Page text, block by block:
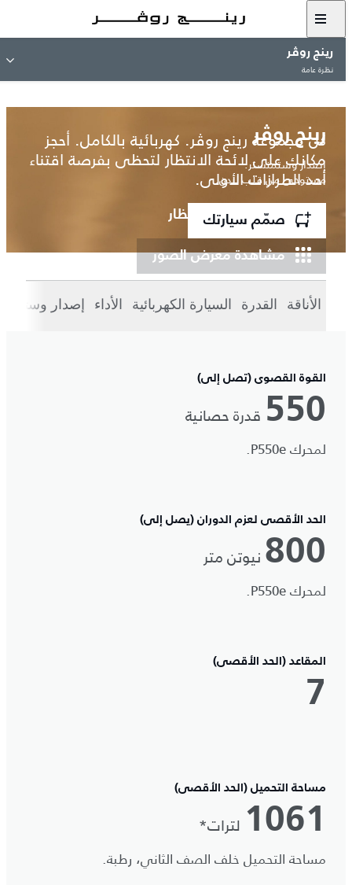
رينج روڤر
نظرة عامة
رينج روڤر
إصدار وستمنستر.
مستوحى من قلب لندن.
صمّم سيارتك
مشاهدة معرض الصور
كل مجموعة رينج روڤر. كهربائية بالكامل. أحجز
مكانك على لائحة الانتظار لتحظى بفرصة اقتناء
أحد الطرازات الأولى.
انضم إلى قائمة الانتظار
الأناقة القدرة السيارة الكهربائية الأداء إصدار
القوة القصوى (تصل إلى)
550 قدرة حصانية
لمحرك P550e.
الحد الأقصى لعزم الدوران (يصل إلى)
800 نيوتن متر
لمحرك P550e.
المقاعد (الحد الأقصى)
7
مساحة التحميل (الحد الأقصى)
1061 لترات*
مساحة التحميل خلف الصف الثاني، رطبة.